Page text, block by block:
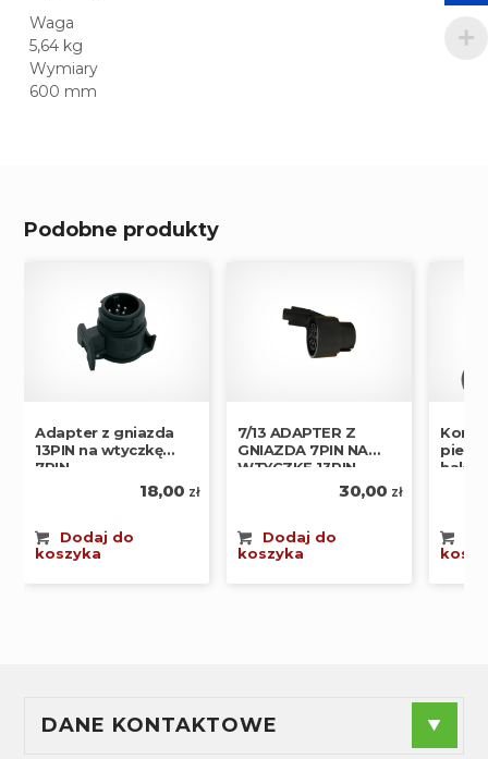
Waga
5,64 kg
Wymiary
600 mm
Podobne produkty
Adapter z gniazda
13PIN na wtyczkę
7PIN
18,00 zł
Dodaj do
koszyka
7/13 ADAPTER Z
GNIAZDA 7PIN NA
WTYCZKĘ 13PIN
30,00 zł
Dodaj do
koszyka
DANE KONTAKTOWE